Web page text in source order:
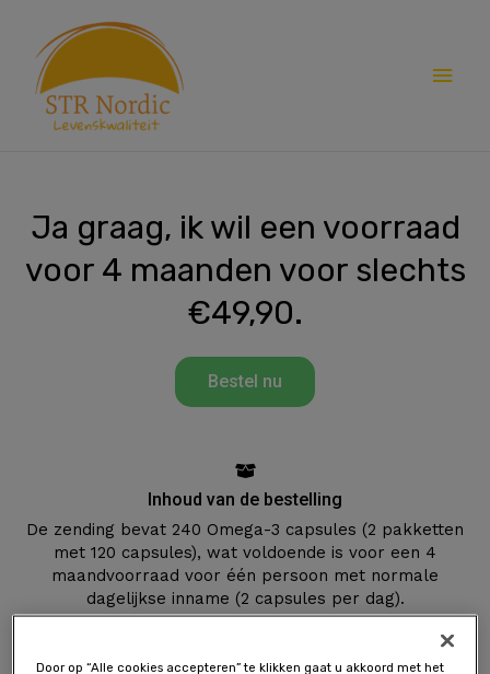
content
Ja graag, ik wil een voorraad
voor 4 maanden voor slechts
€49,90.
Bestel nu
Inhoud van de bestelling
De zending bevat 240 Omega-3 capsules (2 pakketten
met 120 capsules), wat voldoende is voor een 4
maandvoorraad voor één persoon met normale
dagelijkse inname (2 capsules per dag).
Door op “Alle cookies accepteren” te klikken gaat u akkoord met het